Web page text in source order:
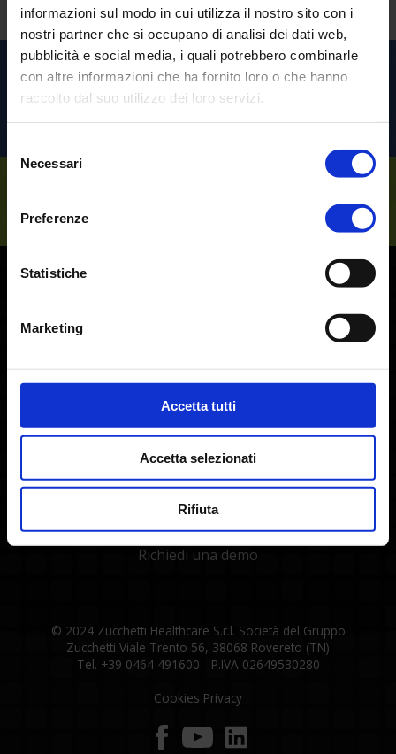
informazioni sul modo in cui utilizza il nostro sito con i
nostri partner che si occupano di analisi dei dati web,
pubblicità e social media, i quali potrebbero combinarle
con altre informazioni che ha fornito loro o che hanno
raccolto dal suo utilizzo dei loro servizi.
delNecessari
Preferenze
Statistiche
Marketing
Accetta tutti
Accetta selezionati
Rifiuta
Torna indietro
Scopri le altre soluzioni per
l’Healthcare
+39 0464 491600
Pronto afare il salto?
Richiedi una demo
© 2024 Zucchetti Healthcare S.r.l. Società del Gruppo
Zucchetti Viale Trento 56, 38068 Rovereto (TN)
Tel. +39 0464 491600 - P.IVA 02649530280
Cookies Privacy